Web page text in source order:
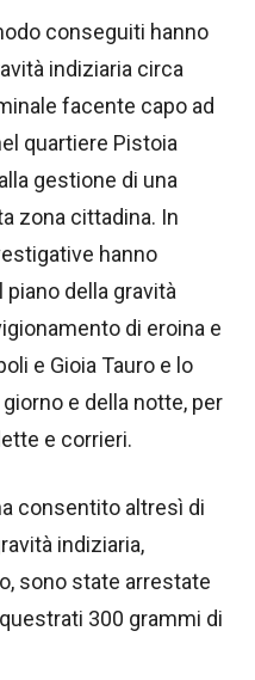
conseguiti hanno
indiziaria circa
facente capo ad
quartiere Pistoia
gestione di una
zona cittadina. In
hanno
della gravità
di eroina e
e Gioia Tauro e lo
e della notte, per
e corrieri.
consentito altresì di
indiziaria,
sono state arrestate
300 grammi di